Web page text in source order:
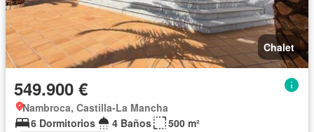
Chalet
549.900 €
Nambroca, Castilla-La Mancha
6 Dormitorios
4 Baños
500 m²